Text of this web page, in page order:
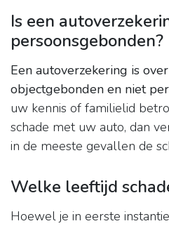
Is een
persoonsgebonden?
Een autoverzekering is
objectgebonden en niet
uw kennis of familielid
schade met uw auto, dan
in de meeste gevallen de
Welke leeftijd
Hoewel je in eerste